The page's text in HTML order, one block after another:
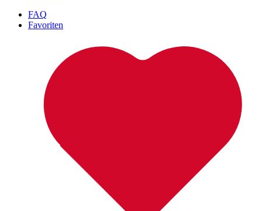
FAQ
Favoriten